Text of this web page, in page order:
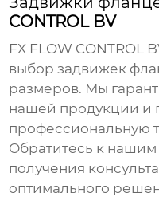
CONTROL BV
FX FLOW CONTROL
выборзадвижек
размеров. Мы
нашей продукции и
профессиональную
Обратитесь к
получения
оптимального